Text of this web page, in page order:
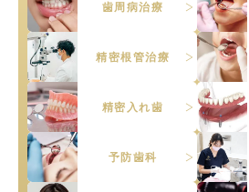
歯周病治療
精密根管治療
精密入れ歯
予防歯科